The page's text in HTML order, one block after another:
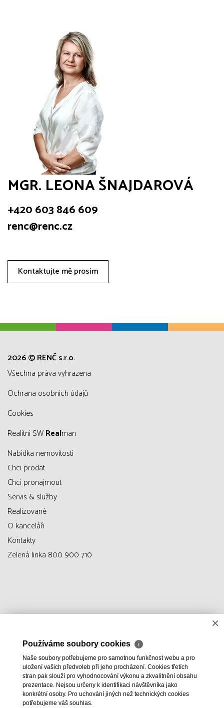
MGR. LEONA ŠNAJDAROVÁ
+420 603 846 609
renc@renc.cz
Kontaktujte mě prosím
2026 © RENČ s.r.o.
všechna práva vyhrazena
Ochrana osobních údajů
Cookies
Realitní SWRealman
Nabídka nemovitostí
Chci prodat
Chci pronajmout
Servis & služby
Realizované
O kanceláři
Kontakty
Zelená linka 800 900 710
×
Používáme soubory cookies ℹ
Naše soubory potřebujeme pro samotnou funkčnost webu a pro
uložení vašich předvoleb při jeho procházení. Cookies třetích
stran pak slouží pro vyhodnocování výkonu a zkvalitnění obsahu
prezentace. Nejsou určeny k identifikaci návštěvníka jako
konkrétní osoby. Pro uchování jiných než technických cookies
potřebujeme váš souhlas.